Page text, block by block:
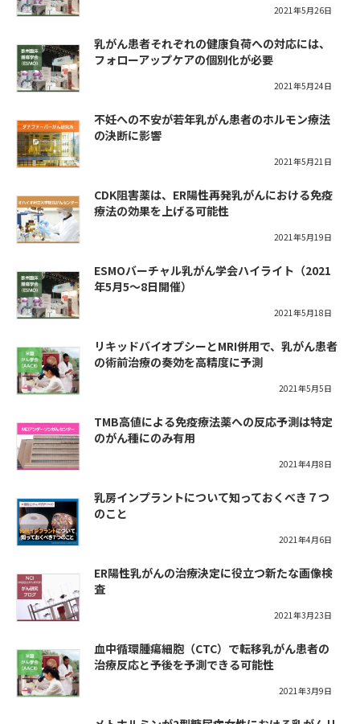
2021年5月26日
乳がん患者それぞれの健康負荷への対応には、
フォローアップケアの個別化が必要
2021年5月24日
不妊への不安が若年乳がん患者のホルモン療法
の決断に影響
2021年5月21日
CDK阻害薬は、ER陽性再発乳がんにおける免疫
療法の効果を上げる可能性
2021年5月19日
ESMOバーチャル乳がん学会ハイライト（2021
年5月5～8日開催）
2021年5月18日
リキッドバイオプシーとMRI併用で、乳がん患者
の術前治療の奏効を高精度に予測
2021年5月5日
TMB高値による免疫療法薬への反応予測は特定
のがん種にのみ有用
2021年4月8日
乳房インプラントについて知っておくべき７つ
のこと
2021年4月6日
ER陽性乳がんの治療決定に役立つ新たな画像検
査
2021年3月23日
血中循環腫瘍細胞（CTC）で転移乳がん患者の
治療反応と予後を予測できる可能性
2021年3月9日